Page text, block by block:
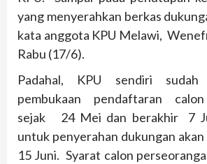
yang menyerahkan berkas
kata anggota KPU Melawi,
Rabu (17/6).
Padahal, KPU sendiri sudah
pembukaan pendaftaran
sejak 24 Mei dan berakhir 7
untuk penyerahan dukungan
15 Juni. Syarat calon